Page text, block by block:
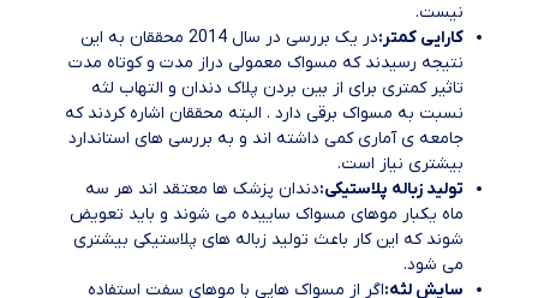
نیست.
کارایی کمتر:
در یک بررسی در سال 2014 محققان به این
نتیجه رسیدند که مسواک معمولی دراز مدت و کوتاه مدت
تاثیر کمتری برای از بین بردن پلاک دندان و التهاب لثه
نسبت به مسواک برقی دارد . البته محققان اشاره کردند که
جامعه ی آماری کمی داشته اند و به بررسی های استاندارد
بیشتری نیاز است.
تولید زباله پلاستیکی:دندان پزشک ها معتقد اند هر سه
ماه یکبار موهای مسواک ساییده می شوند و باید تعویض
شوند که این کار باعث تولید زباله های پلاستیکی بیشتری
می شود.
سایش لثه:اگر از مسواک هایی با موهای سفت استفاده